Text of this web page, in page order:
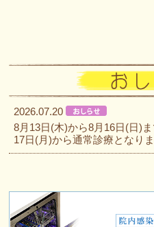
2026.07.20
8月13日(木)から8月16日(日)
17日(月)から通常診療となりま